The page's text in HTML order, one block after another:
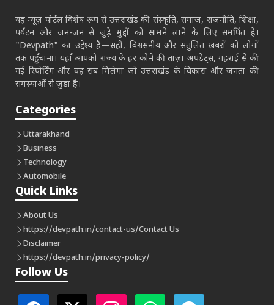
यह न्यूज़ पोर्टल विशेष रूप से उत्तराखंड की संस्कृति, समाज, राजनीति, शिक्षा,
पर्यटन और जन-जन से जुड़े मुद्दों को सामने लाने के लिए समर्पित है।
"Devpath" का उद्देश्य है—सही, विश्वसनीय और संतुलित ख़बरों को लोगों
तक पहुँचाना। यहाँ आपको राज्य के हर कोने की ताज़ा अपडेट्स, गहराई से की
गई रिपोर्टिंग और वह सब मिलेगा जो उत्तराखंड के विकास और जनता की
समस्याओं से जुड़ा है।
Categories
Uttarakhand
Business
Technology
Automobile
Quick Links
About Us
https://devpath.in/contact-us/Contact Us
Disclaimer
https://devpath.in/privacy-policy/
Follow Us